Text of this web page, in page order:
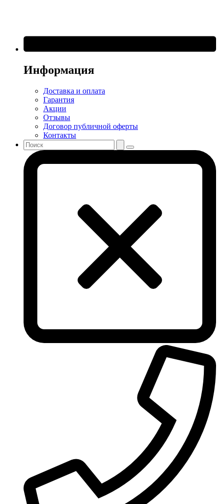
Информация
Доставка и оплата
Гарантия
Акции
Отзывы
Договор публичной оферты
Контакты